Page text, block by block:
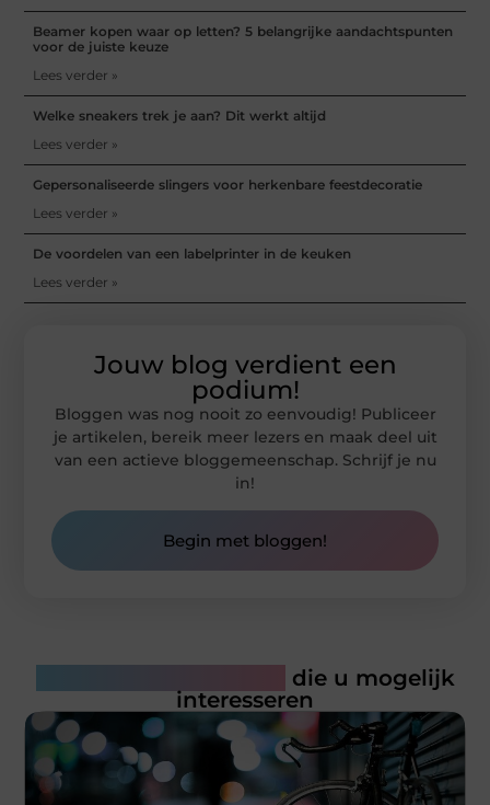
Beamer kopen waar op letten? 5 belangrijke aandachtspunten
voor de juiste keuze
Lees verder »
Welke sneakers trek je aan? Dit werkt altijd
Lees verder »
Gepersonaliseerde slingers voor herkenbare feestdecoratie
Lees verder »
De voordelen van een labelprinter in de keuken
Lees verder »
Jouw blog verdient een
podium!
Bloggen was nog nooit zo eenvoudig! Publiceer
je artikelen, bereik meer lezers en maak deel uit
van een actieve bloggemeenschap. Schrijf je nu
in!
Begin met bloggen!
die u mogelijk
interesseren